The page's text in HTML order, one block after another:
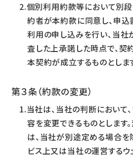
個別利用約款等において別段
約者が本約款に同意し、申込
利用の申し込みを行い、当
査した上承諾した時点で、契
本契約が成立するものとしま
第３条（約款の変更）
当社は、当社の判断において
容を変更できるものとします
は、当社が別途定める場合を
ビス上又は当社の運営するウ